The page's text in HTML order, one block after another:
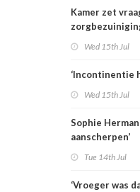
Kamer zet
Wed 15th Jul
‘Incontinentie
Wed 15th Jul
Sophie
aanscherpen’
Tue 14th Jul
‘Vroeger was